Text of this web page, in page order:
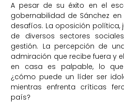
A pesar de su éxito en el
gobernabilidad de Sánchez
desafíos. La oposición
de diversos sectores
gestión. La percepción de
admiración que recibe fuera y
en casa es palpable, lo
¿cómo puede un líder ser
mientras enfrenta críticas
país?